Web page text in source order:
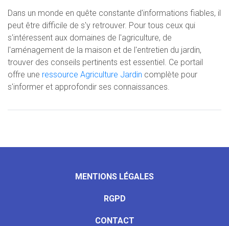
Dans un monde en quête constante d'informations fiables, il
peut être difficile de s'y retrouver. Pour tous ceux qui
s'intéressent aux domaines de l'agriculture, de
l'aménagement de la maison et de l'entretien du jardin,
trouver des conseils pertinents est essentiel. Ce portail
offre une ressource Agriculture Jardin complète pour
s'informer et approfondir ses connaissances.
MENTIONS LÉGALES
RGPD
CONTACT